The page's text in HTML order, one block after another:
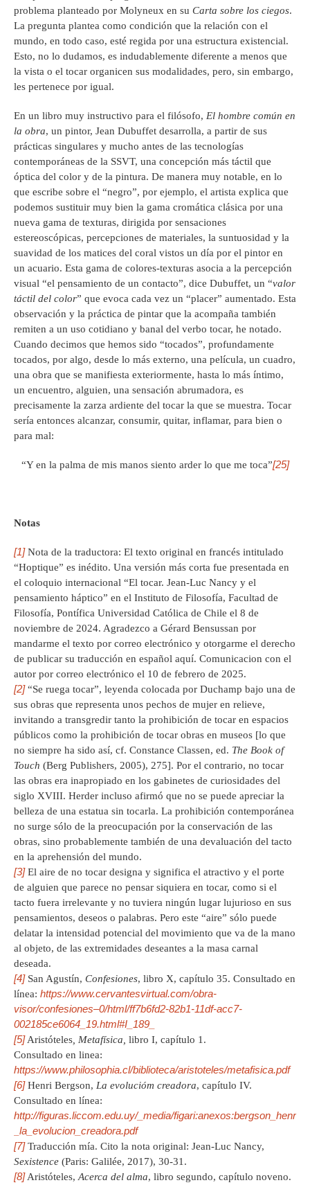
problema planteado por Molyneux en su Carta sobre los ciegos.
La pregunta plantea como condición que la relación con el
mundo, en todo caso, esté regida por una estructura existencial.
Esto, no lo dudamos, es indudablemente diferente a menos que
la vista o el tocar organicen sus modalidades, pero, sin embargo,
les pertenece por igual.
En un libro muy instructivo para el filósofo, El hombre común en
la obra, un pintor, Jean Dubuffet desarrolla, a partir de sus
prácticas singulares y mucho antes de las tecnologías
contemporáneas de la SSVT, una concepción más táctil que
óptica del color y de la pintura. De manera muy notable, en lo
que escribe sobre el “negro”, por ejemplo, el artista explica que
podemos sustituir muy bien la gama cromática clásica por una
nueva gama de texturas, dirigida por sensaciones
estereoscópicas, percepciones de materiales, la suntuosidad y la
suavidad de los matices del coral vistos un día por el pintor en
un acuario. Esta gama de colores-texturas asocia a la percepción
visual “el pensamiento de un contacto”, dice Dubuffet, un “valor
táctil del color” que evoca cada vez un “placer” aumentado. Esta
observación y la práctica de pintar que la acompaña también
remiten a un uso cotidiano y banal del verbo tocar, he notado.
Cuando decimos que hemos sido “tocados”, profundamente
tocados, por algo, desde lo más externo, una película, un cuadro,
una obra que se manifiesta exteriormente, hasta lo más íntimo,
un encuentro, alguien, una sensación abrumadora, es
precisamente la zarza ardiente del tocar la que se muestra. Tocar
sería entonces alcanzar, consumir, quitar, inflamar, para bien o
para mal:
“Y en la palma de mis manos siento arder lo que me toca”[25]
Notas
[1]Nota de la traductora: El texto original en francés intitulado
“Hoptique” es inédito. Una versión más corta fue presentada en
el coloquio internacional “El tocar. Jean-Luc Nancy y el
pensamiento háptico” en el Instituto de Filosofía, Facultad de
Filosofía, Pontífica Universidad Católica de Chile el 8 de
noviembre de 2024. Agradezco a Gérard Bensussan por
mandarme el texto por correo electrónico y otorgarme el derecho
de publicar su traducción en español aquí. Comunicacion con el
autor por correo electrónico el 10 de febrero de 2025.
[2]“Se ruega tocar”, leyenda colocada por Duchamp bajo una de
sus obras que representa unos pechos de mujer en relieve,
invitando a transgredir tanto la prohibición de tocar en espacios
públicos como la prohibición de tocar obras en museos [lo que
no siempre ha sido así, cf. Constance Classen, ed. The Book of
Touch (Berg Publishers, 2005), 275]. Por el contrario, no tocar
las obras era inapropiado en los gabinetes de curiosidades del
siglo XVIII. Herder incluso afirmó que no se puede apreciar la
belleza de una estatua sin tocarla. La prohibición contemporánea
no surge sólo de la preocupación por la conservación de las
obras, sino probablemente también de una devaluación del tacto
en la aprehensión del mundo.
[3]El aire de no tocar designa y significa el atractivo y el porte
de alguien que parece no pensar siquiera en tocar, como si el
tacto fuera irrelevante y no tuviera ningún lugar lujurioso en sus
pensamientos, deseos o palabras. Pero este “aire” sólo puede
delatar la intensidad potencial del movimiento que va de la mano
al objeto, de las extremidades deseantes a la masa carnal
deseada.
[4]San Agustín, Confesiones, libro X, capítulo 35. Consultado en
línea: https://www.cervantesvirtual.com/obra-
visor/confesiones–0/html/ff7b6fd2-82b1-11df-acc7-
002185ce6064_19.html#I_189_
[5]Aristóteles , Metafísica, libro I, capítulo 1.
Consultado en linea:
https://www.philosophia.cl/biblioteca/aristoteles/metafisica.pdf
[6]Henri Bergson, La evolucióm creadora, capítulo IV.
Consultado en línea:
http://figuras.liccom.edu.uy/_media/figari:anexos:bergson_henri_-
_la_evolucion_creadora.pdf
[7]Traducción mía. Cito la nota original: Jean-Luc Nancy,
Sexistence (Paris: Galilée, 2017), 30-31.
[8]Aristóteles, Acerca del alma, libro segundo, capítulo noveno.